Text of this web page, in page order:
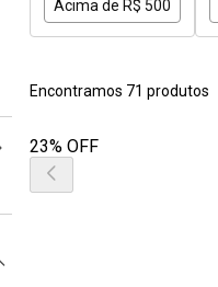
Acima de R$ 500
Encontramos 71 produtos
23% OFF